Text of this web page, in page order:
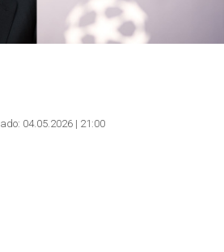
04.05.2026 | 21:00